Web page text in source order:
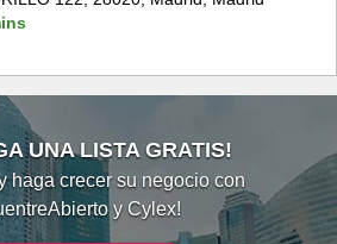
UNA LISTA GRATIS!
haga crecer su negocio con
y Cylex!